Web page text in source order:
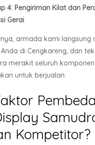
4: Pengiriman Kilat dan
Gerai
armada kami langsung
di Cengkareng, dan
merakit seluruh
untuk berjualan.
Kompetitor?